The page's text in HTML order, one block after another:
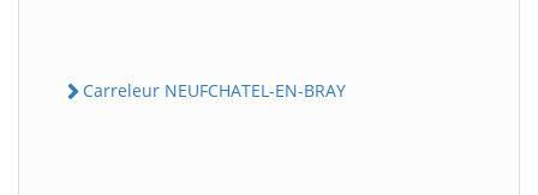
Carreleur NEUFCHATEL-EN-BRAY